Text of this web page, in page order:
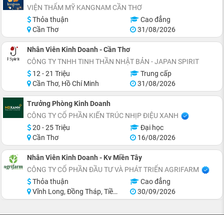
VIỆN THẨM MỸ KANGNAM CẦN THƠ
Thỏa thuận
Cao đẳng
Cần Thơ
31/08/2026
Nhân Viên Kinh Doanh - Cần Thơ
CÔNG TY TNHH TINH THẦN NHẬT BẢN - JAPAN SPIRIT
12 - 21 Triệu
Trung cấp
Cần Thơ, Hồ Chí Minh
31/08/2026
Trưởng Phòng Kinh Doanh
CÔNG TY CỔ PHẦN KIẾN TRÚC NHỊP ĐIỆU XANH
20 - 25 Triệu
Đại học
Cần Thơ
16/08/2026
Nhân Viên Kinh Doanh - Kv Miền Tây
CÔNG TY CỔ PHẦN ĐẦU TƯ VÀ PHÁT TRIỂN AGRIFARM
Thỏa thuận
Cao đẳng
Vĩnh Long, Đồng Tháp, Tiền Giang, Hậu Giang, Sóc Trăng, Bến Tre
30/09/2026